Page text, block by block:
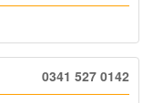
0341 527 0142